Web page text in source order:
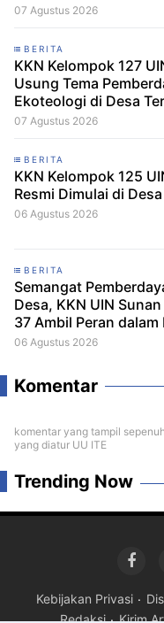
07 Agustus 2026
BERITA
KKN Kelompok 127
Usung Tema
Ekoteologi di Desa
07 Agustus 2026
BERITA
KKN Kelompok 125
Resmi Dimulai di
06 Agustus 2026
BERITA
Semangat
Desa, KKN UIN
37 Ambil Peran dalam
06 Agustus 2026
Komentar
komentar yang tampil
yang diatur UU ITE
Trending Now
Kebijakan Privasi
Redaksi
Kirim